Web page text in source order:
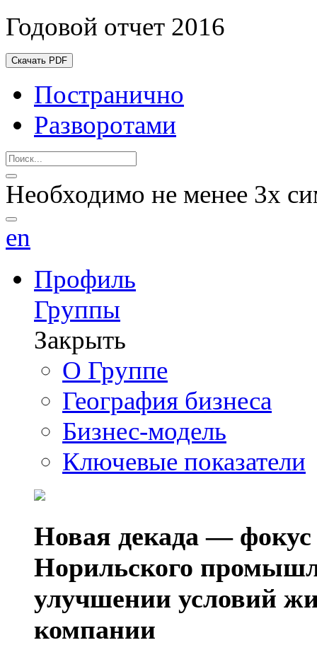
Годовой отчет 2016
Скачать PDF
Постранично
Разворотами
Необходимо не менее 3х
en
Профиль
Группы
Закрыть
О Группе
География бизнеса
Бизнес-модель
Ключевые показатели
Новая декада — фокус
Норильского
улучшении условий
компании